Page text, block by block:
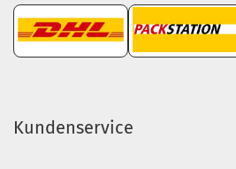
Kundenservice